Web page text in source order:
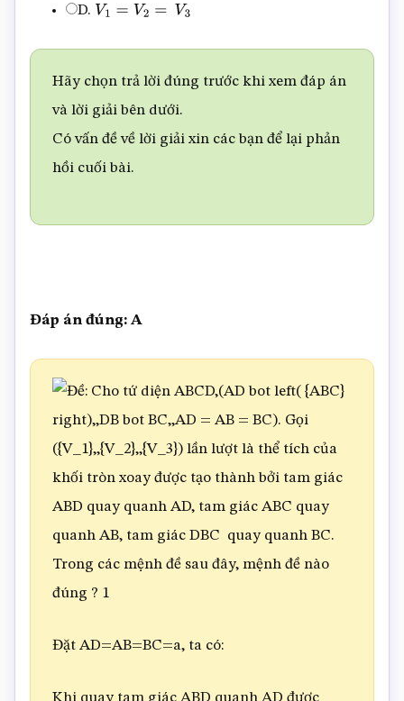
D. V 1 =V 2 = V3
Hãy chọn trả lời đúng trước khi xem đáp án
và lời giải bên dưới.
Có vấn đề về lời giải xin các bạn để lại phản
hồi cuối bài.
Đáp án đúng: A
Đặt AD=AB=BC=a, ta có:
Khi quay tam giác ABD quanh AD được